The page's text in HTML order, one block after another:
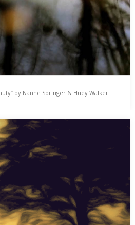
by Nanne Springer &
lebende Photographin und
veröffentlicht neben ihren
by Nanne Springer & Huey Walker